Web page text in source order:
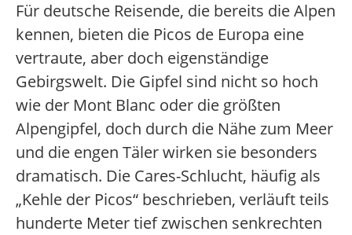
Für deutsche Reisende, die bereits die Alpen
kennen, bieten die Picos de Europa eine
vertraute, aber doch eigenständige
Gebirgswelt. Die Gipfel sind nicht so hoch
wie der Mont Blanc oder die größten
Alpengipfel, doch durch die Nähe zum Meer
und die engen Täler wirken sie besonders
dramatisch. Die Cares-Schlucht, häufig als
„Kehle der Picos“ beschrieben, verläuft teils
hunderte Meter tief zwischen senkrechten